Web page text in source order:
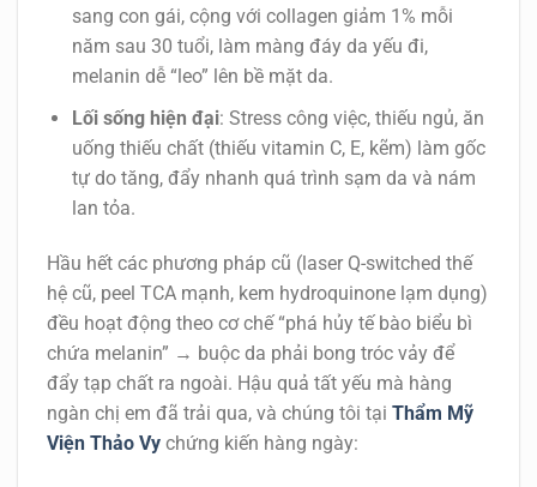
sang con gái, cộng với collagen giảm 1% mỗi
năm sau 30 tuổi, làm màng đáy da yếu đi,
melanin dễ “leo” lên bề mặt da.
Lối sống hiện đại: Stress công việc, thiếu ngủ, ăn
uống thiếu chất (thiếu vitamin C, E, kẽm) làm gốc
tự do tăng, đẩy nhanh quá trình sạm da và nám
lan tỏa.
Hầu hết các phương pháp cũ (laser Q-switched thế
hệ cũ, peel TCA mạnh, kem hydroquinone lạm dụng)
đều hoạt động theo cơ chế “phá hủy tế bào biểu bì
chứa melanin” → buộc da phải bong tróc vảy để
đẩy tạp chất ra ngoài. Hậu quả tất yếu mà hàng
ngàn chị em đã trải qua, và chúng tôi tại Thẩm Mỹ
Viện Thảo Vy chứng kiến hàng ngày: